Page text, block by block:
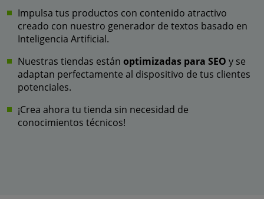
Impulsa tus productos con contenido atractivo
creado con nuestro generador de textos basado en
Inteligencia Artificial.
Nuestras tiendas están optimizadas para SEO y se
adaptan perfectamente al dispositivo de tus clientes
potenciales.
¡Crea ahora tu tienda sin necesidad de
conocimientos técnicos!